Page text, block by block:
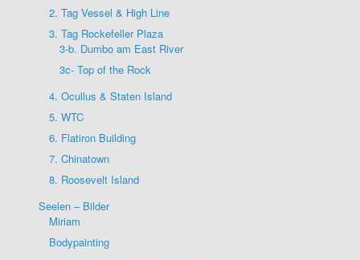
2. Tag Vessel & High Line
3. Tag Rockefeller Plaza
3-b. Dumbo am East River
3c- Top of the Rock
4. Ocullus & Staten Island
5. WTC
6. Flatiron Building
7. Chinatown
8. Roosevelt Island
Seelen – Bilder
Miriam
Bodypainting